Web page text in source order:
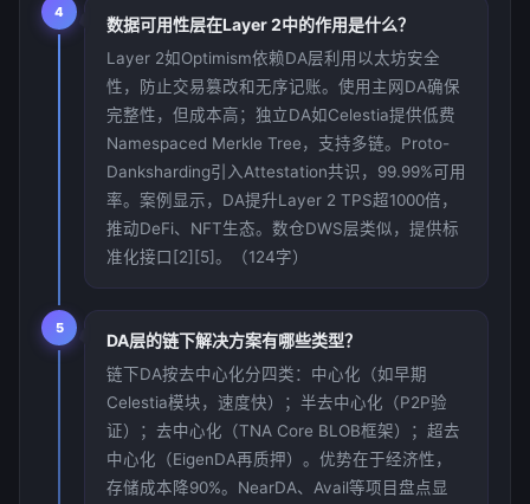
4
数据可用性层在Layer 2中的作用是什么？
Layer 2如Optimism依赖DA层利用以太坊安全
性，防止交易篡改和无序记账。使用主网DA确保
完整性，但成本高；独立DA如Celestia提供低费
Namespaced Merkle Tree，支持多链。Proto-
Danksharding引入Attestation共识，99.99%可用
率。案例显示，DA提升Layer 2 TPS超1000倍，
推动DeFi、NFT生态。数仓DWS层类似，提供标
准化接口[2][5]。（124字）
5
DA层的链下解决方案有哪些类型？
链下DA按去中心化分四类：中心化（如早期
Celestia模块，速度快）；半去中心化（P2P验
证）；去中心化（TNA Core BLOB框架）；超去
中心化（EigenDA再质押）。优势在于经济性，
存储成本降90%。NearDA、Avail等项目盘点显